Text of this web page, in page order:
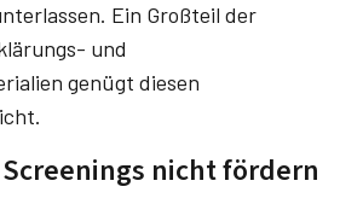
Ein Großteil der
und
genügt diesen
nicht fördern